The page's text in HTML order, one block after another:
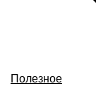
Полезное